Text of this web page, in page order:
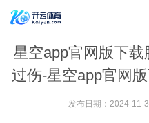
星空app官网版下
过伤-星空app官网
发布日期：2024-